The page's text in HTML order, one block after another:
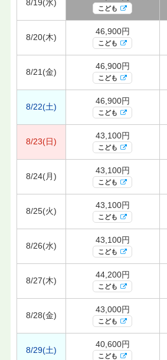
8/19(水)
こども
8/20(木)
46,900円
こども
8/21(金)
46,900円
こども
8/22(土)
46,900円
こども
8/23(日)
43,100円
こども
8/24(月)
43,100円
こども
8/25(火)
43,100円
こども
8/26(水)
43,100円
こども
8/27(木)
44,200円
こども
8/28(金)
43,000円
こども
8/29(土)
40,600円
こども